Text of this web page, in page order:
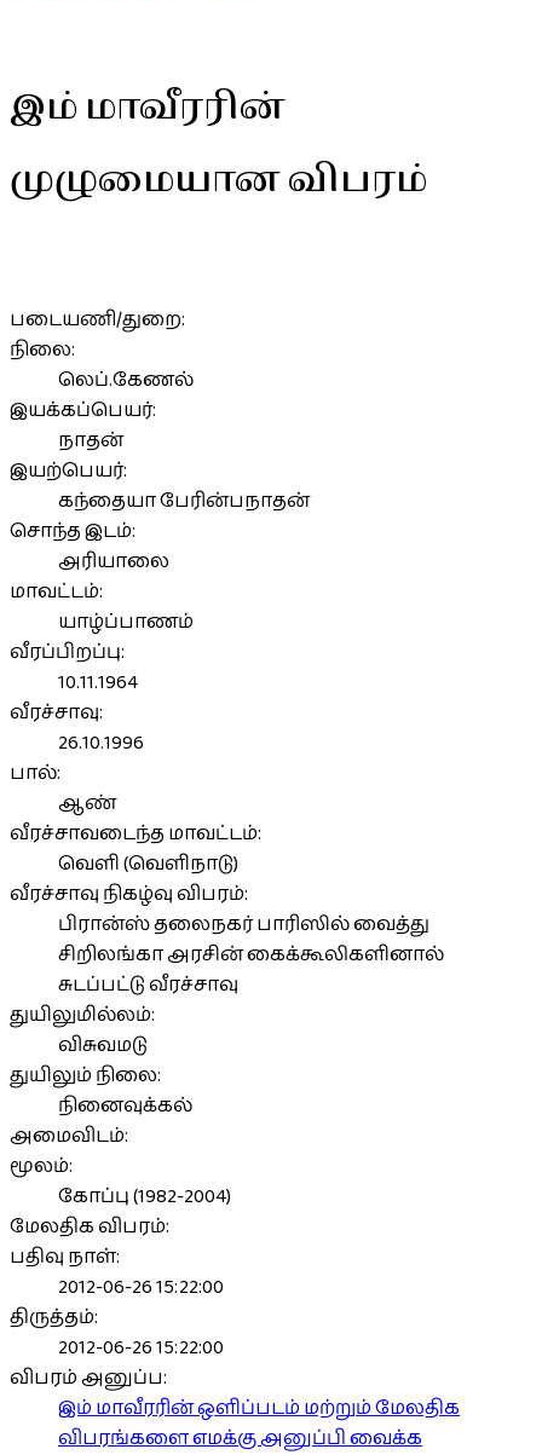
இம் மாவீரரின்
முழுமையான விபரம்
படையணி/துறை:
நிலை:
லெப்.கேணல்
இயக்கப்பெயர்:
நாதன்
இயற்பெயர்:
கந்தையா பேரின்பநாதன்
சொந்த இடம்:
அரியாலை
மாவட்டம்:
யாழ்ப்பாணம்
வீரப்பிறப்பு:
10.11.1964
வீரச்சாவு:
26.10.1996
பால்:
ஆண்
வீரச்சாவடைந்த மாவட்டம்:
வெளி (வெளிநாடு)
வீரச்சாவு நிகழ்வு விபரம்:
பிரான்ஸ் தலைநகர் பாரிஸில் வைத்து
சிறிலங்கா அரசின் கைக்கூலிகளினால்
சுடப்பட்டு வீரச்சாவு
துயிலுமில்லம்:
விசுவமடு
துயிலும் நிலை:
நினைவுக்கல்
அமைவிடம்:
மூலம்:
கோப்பு (1982-2004)
மேலதிக விபரம்:
பதிவு நாள்:
2012-06-26 15:22:00
திருத்தம்:
2012-06-26 15:22:00
விபரம் அனுப்ப:
இம் மாவீரரின் ஒளிப்படம் மற்றும் மேலதிக
விபரங்களை எமக்கு அனுப்பி வைக்க